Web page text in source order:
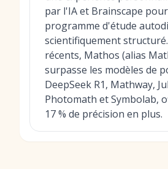
par l'IA et Brainscape
programme d'étude
scientifiquement
récents, Mathos (alias
surpasse les modèles de
DeepSeek R1, Mathway,
Photomath et Symbolab,
17 % de précision en plus.